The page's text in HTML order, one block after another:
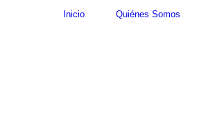
Inicio Quiénes Somos